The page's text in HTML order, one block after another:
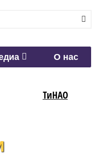
О нас
ТиНАО